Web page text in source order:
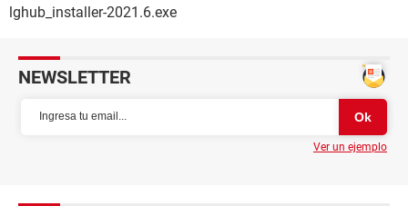
lghub_installer-2021.6.exe
NEWSLETTER
Ver un ejemplo